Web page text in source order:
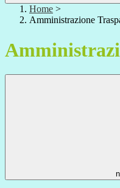
Home >
Amministrazione